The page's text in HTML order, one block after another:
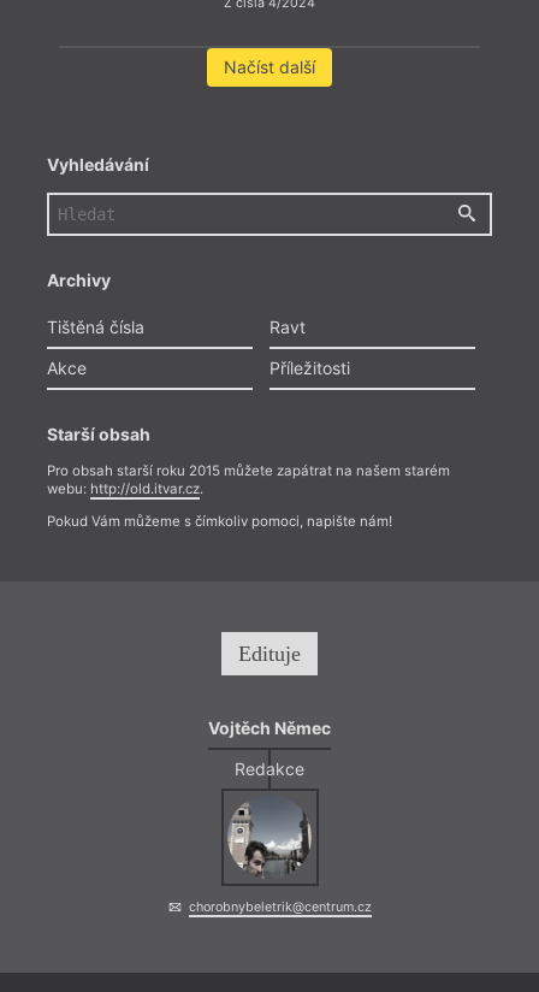
Z čísla 4/2024
Načíst další
Vyhledávání
Archivy
Tištěná čísla
Ravt
Akce
Příležitosti
Starší obsah
Pro obsah starší roku 2015 můžete zapátrat na našem starém
webu: http://old.itvar.cz.
Pokud Vám můžeme s čímkoliv pomoci, napište nám!
Edituje
Vojtěch Němec
Redakce
chorobnybeletrik@centrum.cz